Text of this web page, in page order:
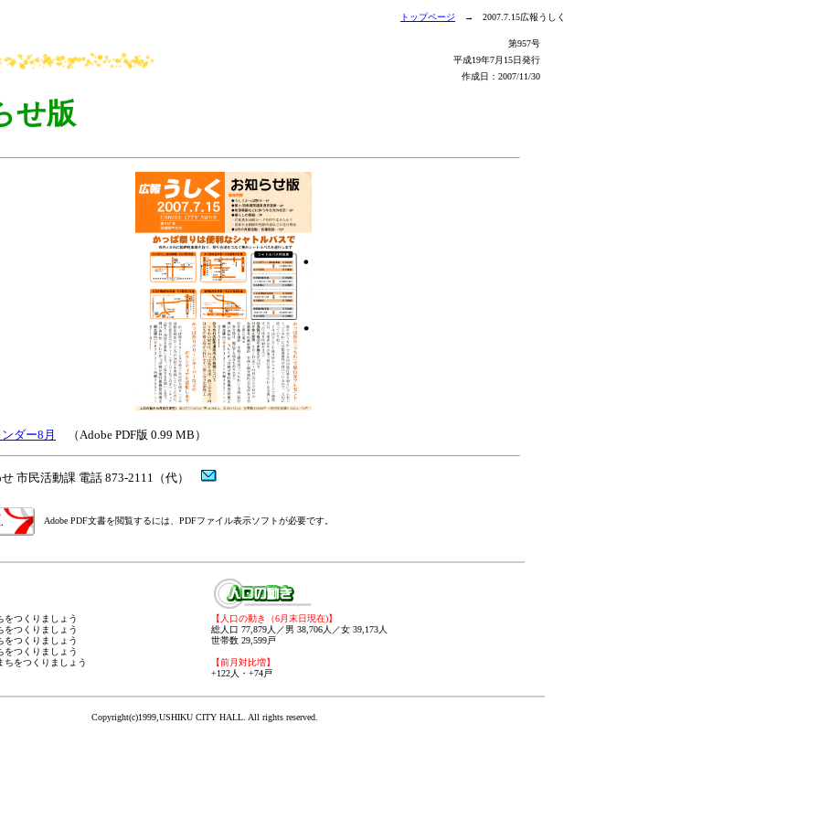
トップページ → 2007.7.15広報うしく
第957号
平成19年7月15日発行
作成日： 2007/11/30
せ版
ダー8月 （Adobe PDF版 0.99 MB）
市民活動課 電話 873-2111（代）
Adobe PDF文書を閲覧するには、PDFファイル表示ソフトが必要です。
をつくりましょう
をつくりましょう
をつくりましょう
をつくりましょう
ちをつくりましょう
【人口の動き（6月末日現在)】
総人口 77,879人／男 38,706人／女 39,173人
世帯数 29,599戸
【前月対比増】
+122人・+74戸
Copyright(c)1999,USHIKU CITY HALL. All rights reserved.